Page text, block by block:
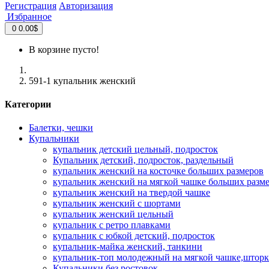
Регистрация Авторизация
Избранное
0 0.00$
В корзине пусто!
591-1 купальник женский
Категории
Балетки, чешки
Купальники
купальник детский цельный, подросток
Купальник детский, подросток, раздельный
купальник женский на косточке больших размеров
купальник женский на мягкой чашке больших
купальник женский на твердой чашке
купальник женский с шортами
купальник женский цельный
купальник с ретро плавками
купальник с юбкой детский, подросток
купальник-майка женский, танкини
купальник-топ молодежный на мягкой